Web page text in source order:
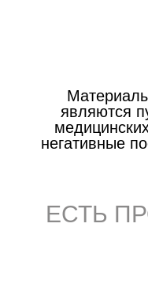
являются
негативные
ЕСТЬ